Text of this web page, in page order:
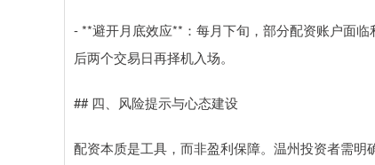
- **避开月底效应**：每月下旬，部分配资账户面
后两个交易日再择机入场。
## 四、风险提示与心态建设
配资本质是工具，而非盈利保障。温州投资者需